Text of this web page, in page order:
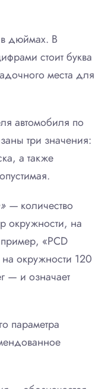
в дюймах. В
стоит буква
места для
автомобиля по
три значения:
а также
— количество
окружности, на
«PCD
на окружности 120
— и означает
параметра